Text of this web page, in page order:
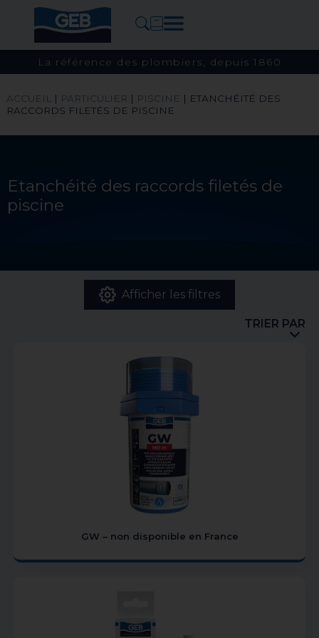
La référence des plombiers, depuis 1860
ACCUEIL | PARTICULIER | PISCINE | ETANCHÉITÉ DES
RACCORDS FILETÉS DE PISCINE
Etanchéité des raccords filetés de
piscine
Afficher les filtres
TRIER PAR
GW – non disponible en France